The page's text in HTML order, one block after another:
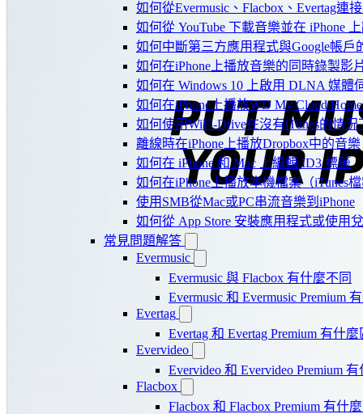
如何從Evermusic、Flacbox、Evertag連
如何從 YouTube 下載音樂並在 iPhone
如何中斷第三方應用程式與Google帳戶
如何在iPhone上播放音樂的同時錄製影
如何在 Windows 10 上啟用 DLNA 媒體
如何在iPhone上播放WD My Cloud
如何使用WiFi-Drive在沒有iTunes的情
離線時在iPhone上播放Dropbox中的音樂
如何在 iPhone 和 Mac 上編輯 ID3 標籤
如何在iPhone上播放本機檔案（iTunes
使用SMB從Mac或PC串流音樂到iPhone
如何從 App Store 安裝應用程式或使用
常見問題解答
Evermusic
Evermusic 與 Flacbox 有什麼不同
Evermusic 和 Evermusic Premium
Evertag
Evertag 和 Evertag Premium 有什
Evervideo
Evervideo 和 Evervideo Premium
Flacbox
Flacbox 和 Flacbox Premium 有什